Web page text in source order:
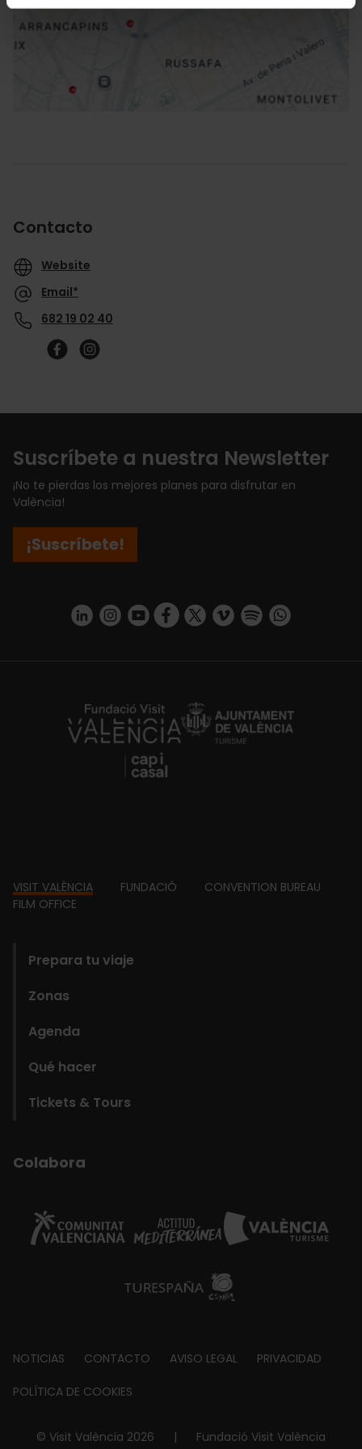
Cómo llegar
Contacto
Website
Email*
682 19 02 40
Suscríbete a nuestra Newsletter
¡No te pierdas los mejores planes para disfrutar en
València!
¡Suscríbete!
https://www.linkedin.com/company/turismo-valencia/mycompany/
https://www.instagram.com/visit_valencia/
https://www.youtube.com/user/
https://www.facebook.com/
https://twitter.com/
https://vimeo.com/
https://https://api.whatsapp.com/
https://fundacion.visitvalencia.com/
Footer
VISIT VALÈNCIA FUNDACIÓ
CONVENTION BUREAU
FILM OFFICE
Prepara tu viaje
Zonas
Agenda
Qué hacer
Tickets & Tours
Colabora
Footer
about
NOTICIAS CONTACTO AVISO LEGAL PRIVACIDAD
POLÍTICA DE COOKIES
© Visit València 2026 | Fundació Visit València